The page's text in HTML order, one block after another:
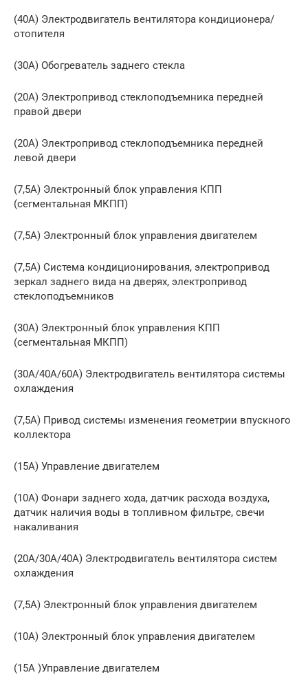
(40A) Электродвигатель вентилятора кондиционера/
отопителя
(30A) Обогреватель заднего стекла
(20A) Электропривод стеклоподъемника передней
правой двери
(20A) Электропривод стеклоподъемника передней
левой двери
(7,5A) Электронный блок управления КПП
(сегментальная МКПП)
(7,5A) Электронный блок управления двигателем
(7,5A) Система кондиционирования, электропривод
зеркал заднего вида на дверях, электропривод
стеклоподъемников
(30A) Электронный блок управления КПП
(сегментальная МКПП)
(30A/40A/60A) Электродвигатель вентилятора системы
охлаждения
(7,5A) Привод системы изменения геометрии впускного
коллектора
(15A) Управление двигателем
(10A) Фонари заднего хода, датчик расхода воздуха,
датчик наличия воды в топливном фильтре, свечи
накаливания
(20A/30A/40A) Электродвигатель вентилятора систем
охлаждения
(7,5A) Электронный блок управления двигателем
(10A) Электронный блок управления двигателем
(15A )Управление двигателем